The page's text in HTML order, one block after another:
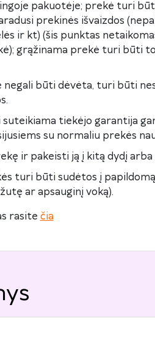
pakuotėje; prekė turi
prekinės išvaizdos
ir kt) (šis punktas
grąžinama prekė turi būti
negali būti dėvėta, turi būti
suteikiama tiekėjo garantija
su normaliu prekės
ir pakeisti ją į kitą dydį arba
turi būti sudėtos į
ar apsauginį voką).
rasite čia